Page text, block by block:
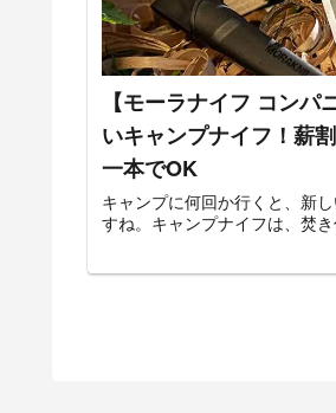
【モーラナイフ コン
いキャンプナイフ！薪
一本でOK
キャンプに何回か行くと、新
すね。キャンプナイフは、焚